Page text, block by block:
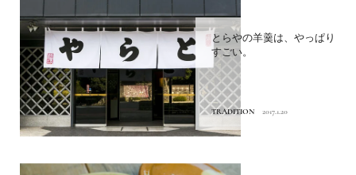
とらやの羊羹は、やっぱり
すごい。
TRADITION 2017.1.20